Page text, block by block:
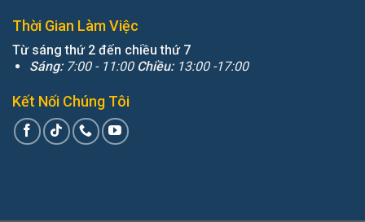
Thời Gian Làm Việc
Từ sáng thứ 2 đến chiều thứ 7
Sáng: 7:00 - 11:00 Chiều: 13:00 -17:00
Kết Nối Chúng Tôi